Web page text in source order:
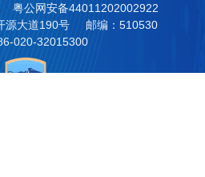
粤公网安备44011202002922
源大道190号
邮编：510530
020-32015300